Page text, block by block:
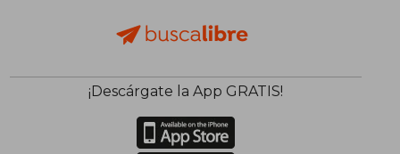
¡Descárgate la App GRATIS!